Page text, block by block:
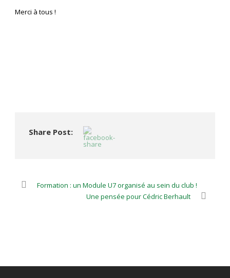
Merci à tous !
Share Post:
Formation : un Module U7 organisé au sein du club !
Une pensée pour Cédric Berhault